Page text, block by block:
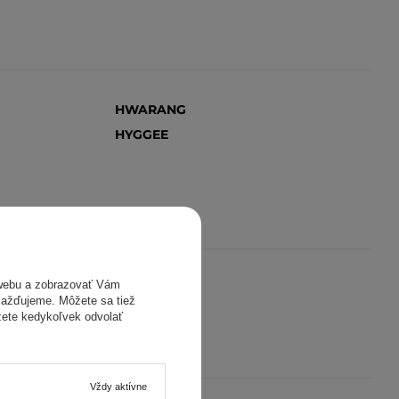
HWARANG
HYGGEE
ISNTREE
ISOI
a zobrazovať Vám
Môžete sa tiež
kedykoľvek odvolať
Vždy aktívne